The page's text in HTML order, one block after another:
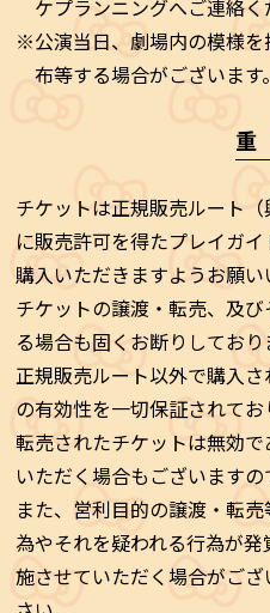
ケプランニングへご連絡く
※公演当日、劇場内の模様
布等する場合がございます。
チケットは正規販売ルート
に販売許可を得たプレイガ
購入いただきますようお願い
チケットの譲渡・転売、及
る場合も固くお断りしており
正規販売ルート以外で購入
の有効性を一切保証されてお
転売されたチケットは無効
いただく場合もございますの
また、営利目的の譲渡・転
為やそれを疑われる行為が
施させていただく場合がご